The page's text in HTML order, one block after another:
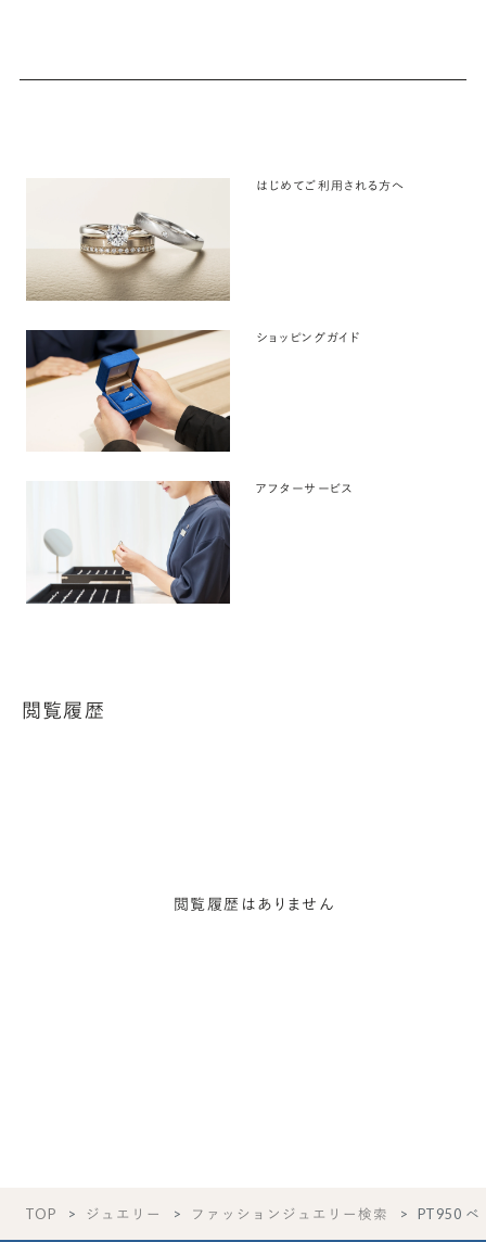
はじめてご利用される方へ
ショッピングガイド
アフターサービス
閲覧履歴
閲覧履歴はありません
TOP ジュエリー ファッションジュエリー検索 PT950 ベ